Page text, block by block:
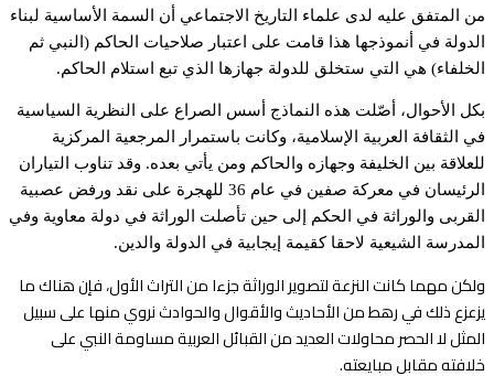
من المتفق عليه لدى علماء التاريخ الاجتماعي أن السمة الأساسية لبناء
الدولة في أنموذجها هذا قامت على اعتبار صلاحيات الحاكم (النبي ثم
الخلفاء) هي التي ستخلق للدولة جهازها الذي تبع استلام الحاكم.
بكل الأحوال، أصّلت هذه النماذج أسس الصراع على النظرية السياسية
في الثقافة العربية الإسلامية، وكانت باستمرار المرجعية المركزية
للعلاقة بين الخليفة وجهازه والحاكم ومن يأتي بعده. وقد تناوب التياران
الرئيسان في معركة صفين في عام 36 للهجرة على نقد ورفض عصبية
القربى والوراثة في الحكم إلى حين تأصلت الوراثة في دولة معاوية وفي
المدرسة الشيعية لاحقا كقيمة إيجابية في الدولة والدين.
ولكن مهما كانت النزعة لتصوير الوراثة جزءا من التراث الأول، فإن هناك ما
يزعزع ذلك في رهط من الأحاديث والأقوال والحوادث نروي منها على سبيل
المثل لا الحصر محاولات العديد من القبائل العربية مساومة النبي على
خلافته مقابل مبايعته.